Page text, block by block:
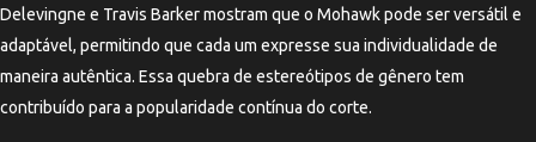
Delevingne e Travis Barker mostram que o Mohawk pode ser versátil e
adaptável, permitindo que cada um expresse sua individualidade de
maneira autêntica. Essa quebra de estereótipos de gênero tem
contribuído para a popularidade contínua do corte.